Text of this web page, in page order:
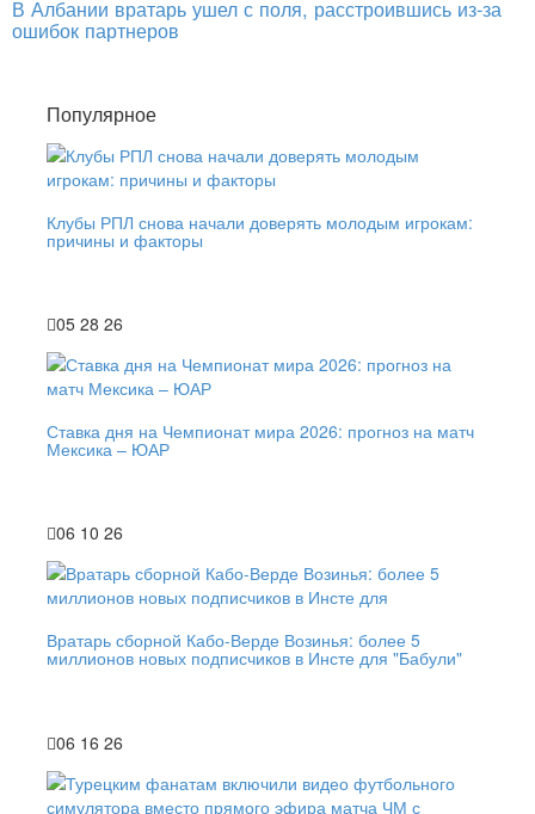
В Албании вратарь ушел с поля, расстроившись из-за
ошибок партнеров
Популярное
Клубы РПЛ снова начали доверять молодым игрокам:
причины и факторы
05 28 26
Ставка дня на Чемпионат мира 2026: прогноз на матч
Мексика – ЮАР
06 10 26
Вратарь сборной Кабо-Верде Возинья: более 5
миллионов новых подписчиков в Инсте для "Бабули"
06 16 26